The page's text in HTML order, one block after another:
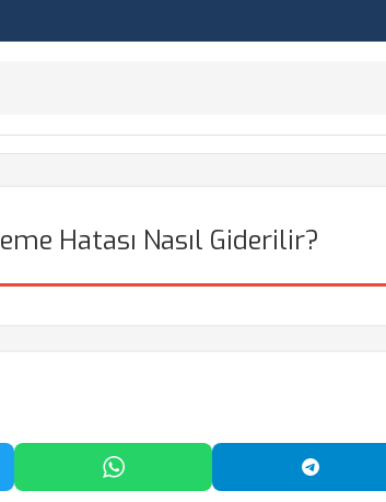
Hatası Nasıl Giderilir?
Paylaş WhatsApp'ta Paylaş